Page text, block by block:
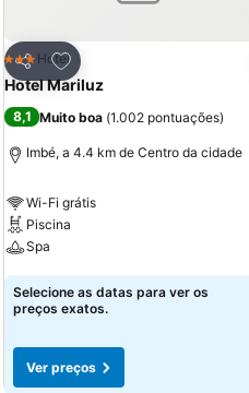
Partilhar
Adicionar aos favoritos
3 Estrelas
Hotel
Hotel Mariluz
8,1 Muito boa (1.002 pontuações)
Imbé, a 4.4 km de Centro da cidade
Wi-Fi grátis
Piscina
Spa
Ver preços
Selecione as datas para ver os
preços exatos.
Ver preços